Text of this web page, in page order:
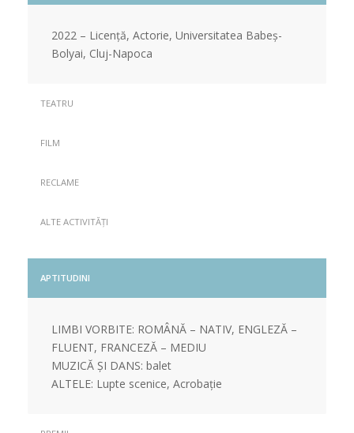
2022 – Licență, Actorie, Universitatea Babeș-
Bolyai, Cluj-Napoca
TEATRU
FILM
RECLAME
ALTE ACTIVITĂȚI
APTITUDINI
LIMBI VORBITE: ROMÂNĂ – NATIV, ENGLEZĂ –
FLUENT, FRANCEZĂ – MEDIU
MUZICĂ ȘI DANS: balet
ALTELE: Lupte scenice, Acrobație